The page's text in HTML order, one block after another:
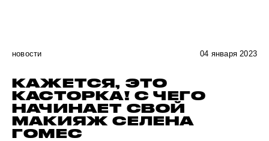
новости 04 января 2023
КАЖЕТСЯ, ЭТО
КАСТОРКА! С ЧЕГО
НАЧИНАЕТ СВОЙ
МАКИЯЖ СЕЛЕНА
ГОМЕС